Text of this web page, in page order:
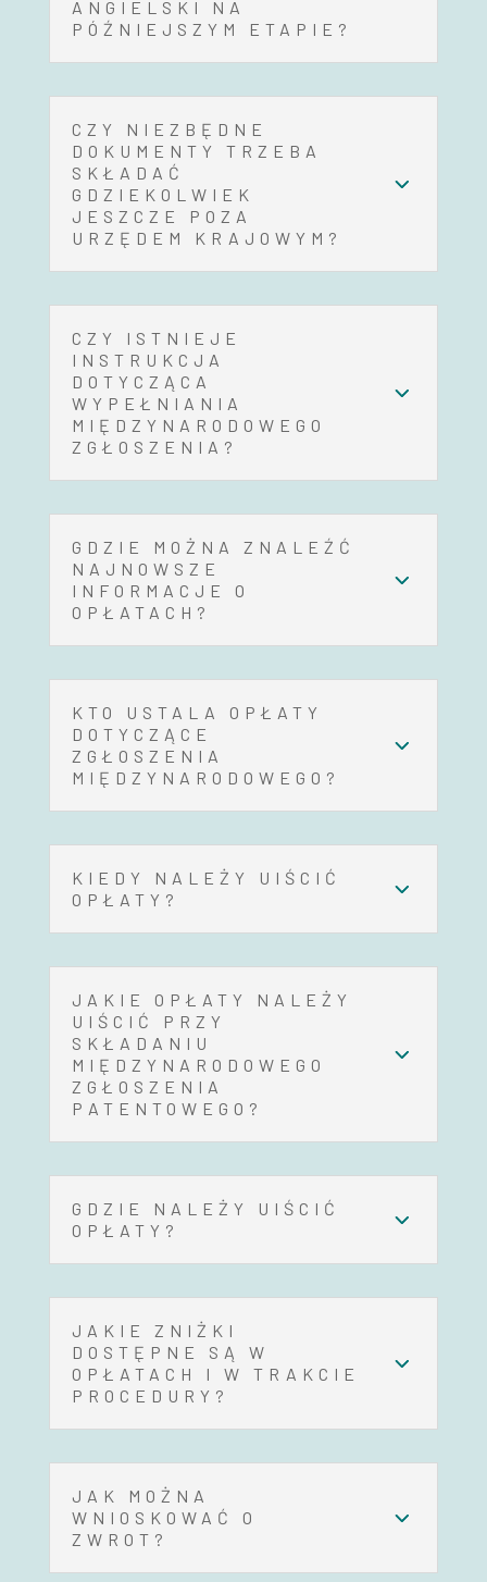
ANGIELSKI NA
PÓŹNIEJSZYM ETAPIE?
CZY NIEZBĘDNE
DOKUMENTY TRZEBA
SKŁADAĆ
GDZIEKOLWIEK
JESZCZE POZA
URZĘDEM KRAJOWYM?
CZY ISTNIEJE
INSTRUKCJA
DOTYCZĄCA
WYPEŁNIANIA
MIĘDZYNARODOWEGO
ZGŁOSZENIA?
GDZIE MOŻNA ZNALEŹĆ
NAJNOWSZE
INFORMACJE O
OPŁATACH?
KTO USTALA OPŁATY
DOTYCZĄCE
ZGŁOSZENIA
MIĘDZYNARODOWEGO?
KIEDY NALEŻY UIŚCIĆ
OPŁATY?
JAKIE OPŁATY NALEŻY
UIŚCIĆ PRZY
SKŁADANIU
MIĘDZYNARODOWEGO
ZGŁOSZENIA
PATENTOWEGO?
GDZIE NALEŻY UIŚCIĆ
OPŁATY?
JAKIE ZNIŻKI
DOSTĘPNE SĄ W
OPŁATACH I W TRAKCIE
PROCEDURY?
JAK MOŻNA
WNIOSKOWAĆ O
ZWROT?